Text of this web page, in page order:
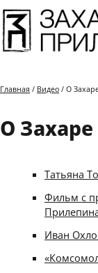
Главная / Видео / О
О Захаре
Татьяна
Фильм с
Иван